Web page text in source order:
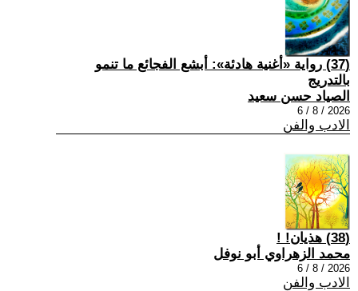
(37) رواية «أغنية هادئة»: أبشع الفجائع ما تنمو
بالتدريج
الصياد حسن سعيد
2026 / 8 / 6
الادب والفن
(38) هذيان! !
محمد الزهراوي أبو نوفل
2026 / 8 / 6
الادب والفن